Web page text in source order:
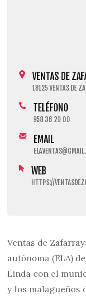
VENTAS DE
18125 VENTAS DE
TELÉFONO
958 36 20 00
EMAIL
WEB
HTTPS://
Ventas de
autónoma (ELA)
Linda con el
y los malagueños